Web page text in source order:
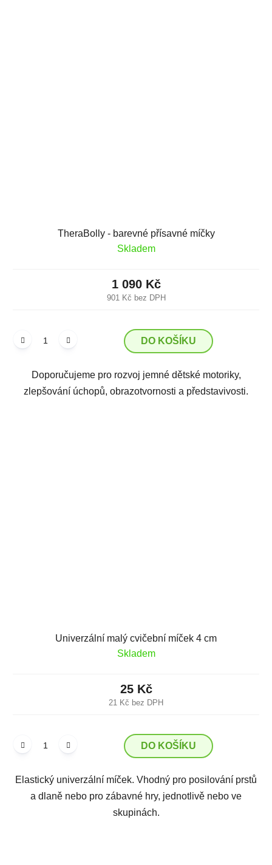
TheraBolly - barevné přísavné míčky
Skladem
901 Kč bez DPH
1 090 Kč
DO KOŠÍKU
Doporučujeme pro rozvoj jemné dětské motoriky,
zlepšování úchopů, obrazotvornosti a představivosti.
Univerzální malý cvičební míček 4 cm
Skladem
21 Kč bez DPH
25 Kč
DO KOŠÍKU
Elastický univerzální míček. Vhodný pro posilování prstů
a dlaně nebo pro zábavné hry, jednotlivě nebo ve
skupinách.